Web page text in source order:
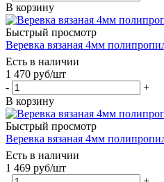
В корзину
Быстрый просмотр
Веревка вязаная 4мм
Есть в наличии
1 470 руб/шт
-
+
В корзину
Быстрый просмотр
Веревка вязаная 4мм
Есть в наличии
1 469 руб/шт